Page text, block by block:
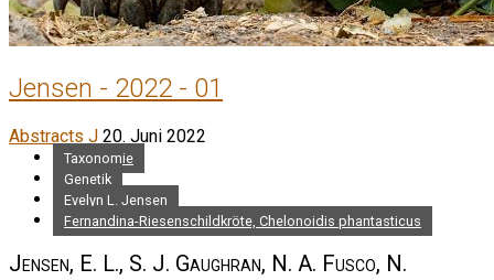
Jensen - 2022 - 01
Abstracts J 20. Juni 2022
Taxonomie
Genetik
Evelyn L. Jensen
Fernandina-Riesenschildkröte, Chelonoidis phantasticus
Jensen, E. L., S. J. Gaughran, N. A. Fusco, N.